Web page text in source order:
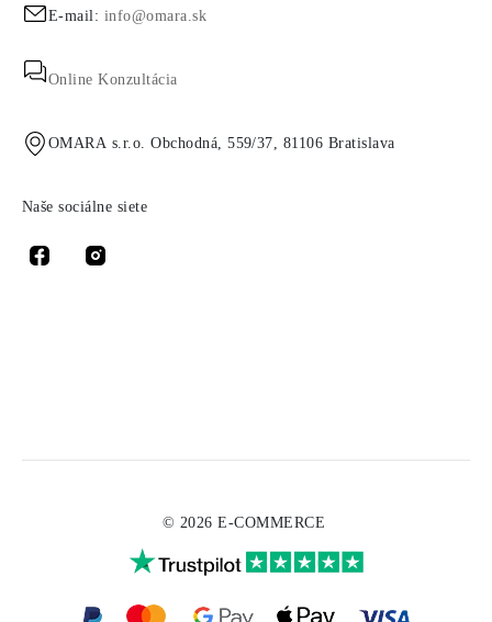
E-mail: info@omara.sk
Online Konzultácia
OMARA s.r.o. Obchodná, 559/37, 81106 Bratislava
Naše sociálne siete
© 2026 E-COMMERCE